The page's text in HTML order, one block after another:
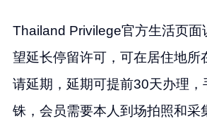
Thailand Privilege官方生活页面
望延长停留许可，可在居住地所
请延期，延期可提前30天办理
铢，会员需要本人到场拍照和采